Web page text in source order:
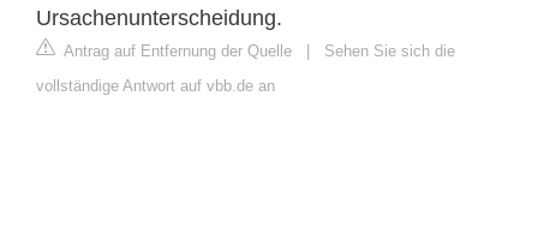
Ursachenunterscheidung.
Antrag auf Entfernung der Quelle
Sehen Sie sich die
vollständige Antwort auf vbb.de an